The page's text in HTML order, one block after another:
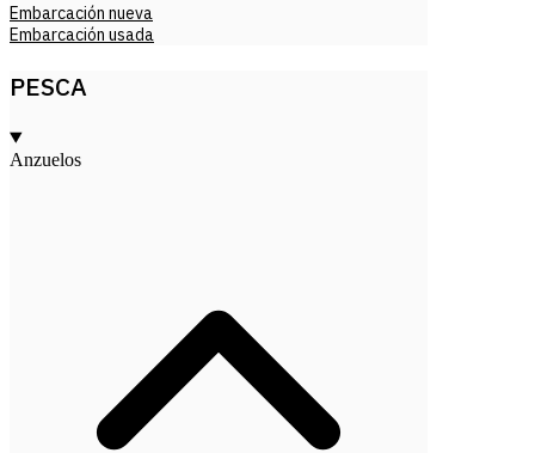
Embarcación nueva
Embarcación usada
PESCA
Anzuelos